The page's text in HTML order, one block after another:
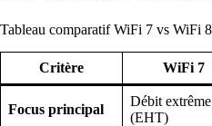
Tableau comparatif WiFi 7 vs WiFi 8
Critère WiFi 7
Focus principal
Débit extrême
(EHT)